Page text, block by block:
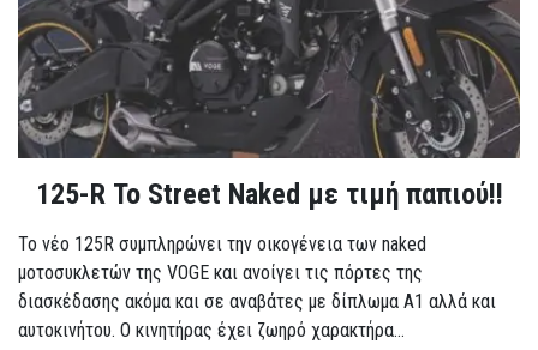
125-R Το Street Naked με τιμή παπιού!!
Το νέο 125R συμπληρώνει την οικογένεια των naked
μοτοσυκλετών της VOGE και ανοίγει τις πόρτες της
διασκέδασης ακόμα και σε αναβάτες με δίπλωμα A1 αλλά και
αυτοκινήτου. Ο κινητήρας έχει ζωηρό χαρακτήρα...